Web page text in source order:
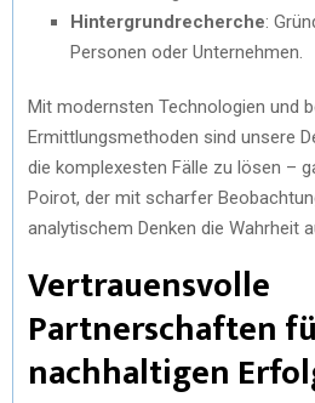
Hintergrundrecherche:
Personen oder Unternehmen.
Mit modernsten Technologien und
Ermittlungsmethoden sind unsere
die komplexesten Fälle zu lösen –
Poirot, der mit scharfer
analytischem Denken die Wahrheit
Vertrauensvolle
Partnerschaften
nachhaltigen